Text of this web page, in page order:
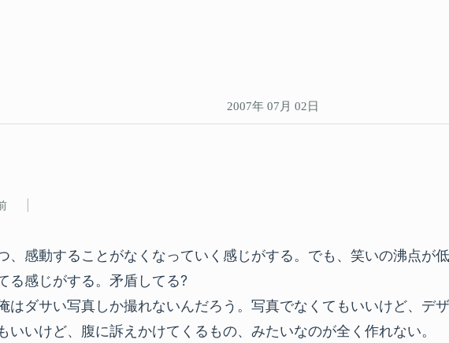
2007年 07月 02日
、感動することがなくなっていく感じがする。でも、笑いの沸点が
る感じがする。矛盾してる?
はダサい写真しか撮れないんだろう。写真でなくてもいいけど、デ
いいけど、腹に訴えかけてくるもの、みたいなのが全く作れない。